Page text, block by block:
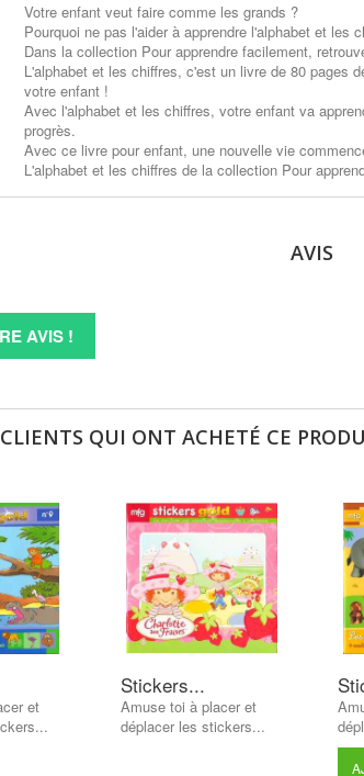
Votre enfant veut faire comme les grands ?
Pourquoi ne pas l'aider à apprendre l'alphabet et les
Dans la collection Pour apprendre facilement,
L'alphabet et les chiffres, c'est un livre de 80 pages
votre enfant !
Avec l'alphabet et les chiffres, votre enfant va
progrès.
Avec ce livre pour enfant, une nouvelle vie
L'alphabet et les chiffres de la collection Pour
AVIS
AVIS !
CLIENTS QUI ONT ACHETÉ CE
et
Stickers...
Amuse toi à placer et
déplacer les stickers...